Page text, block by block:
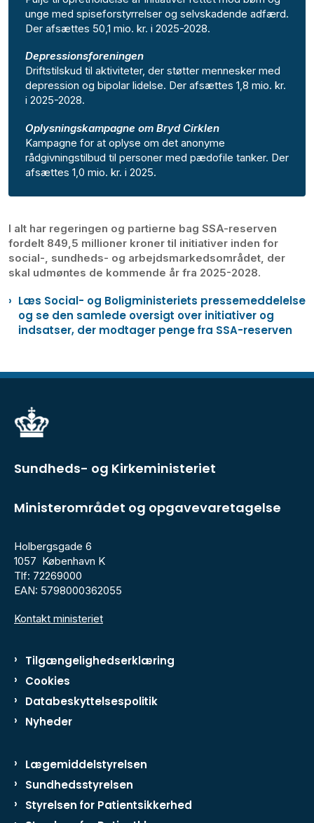
unge med spiseforstyrrelser og selvskadende adfærd.
Der afsættes 50,1 mio. kr. i 2025-2028.
Depressionsforeningen
Driftstilskud til aktiviteter, der støtter mennesker med
depression og bipolar lidelse. Der afsættes 1,8 mio. kr.
i 2025-2028.
Oplysningskampagne om Bryd Cirklen
Kampagne for at oplyse om det anonyme
rådgivningstilbud til personer med pædofile tanker. Der
afsættes 1,0 mio. kr. i 2025.
I alt har regeringen og partierne bag SSA-reserven
fordelt 849,5 millioner kroner til initiativer inden for
social-, sundheds- og arbejdsmarkedsområdet, der
skal udmøntes de kommende år fra 2025-2028.
Læs Social- og Boligministeriets pressemeddelelse
og se den samlede oversigt over initiativer og
indsatser, der modtager penge fra SSA-reserven
Sundheds- og Kirkeministeriet
Ministerområdet og opgavevaretagelse
Holbergsgade 6
1057 København K
Tlf: 72269000
EAN: 5798000362055
Kontakt ministeriet
Tilgængelighedserklæring
Cookies
Databeskyttelsespolitik
Nyheder
Lægemiddelstyrelsen
Sundhedsstyrelsen
Styrelsen for Patientsikkerhed